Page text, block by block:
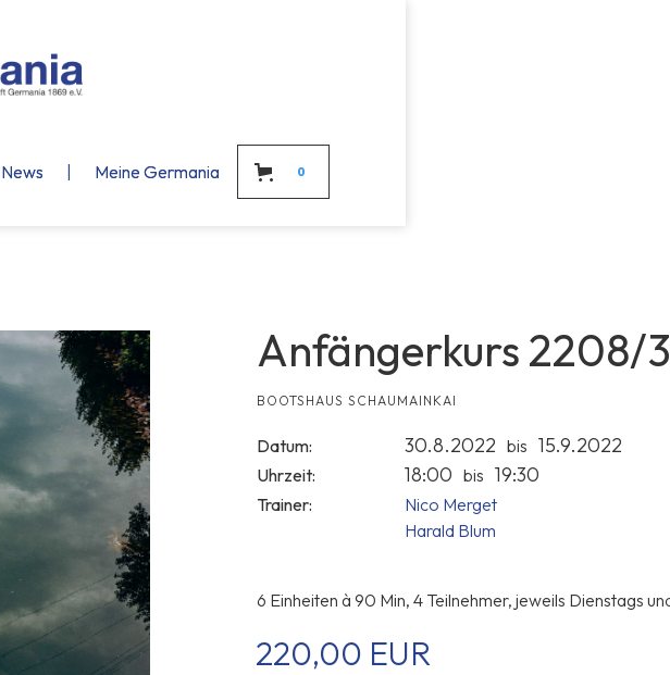
News
News Meine Germania
Meine Germania 0
Anfängerkurs 2208/
BOOTSHAUS SCHAUMAINKAI
Datum: 30.8.2022 bis 15.9.2022
Uhrzeit: 18:00 bis 19:30
Trainer:
Nico Merget
Harald Blum
6 Einheiten à 90 Min, 4 Teilnehmer, jeweils Dienstags
220,00 EUR